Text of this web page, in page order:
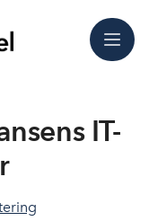
Meny
IT-